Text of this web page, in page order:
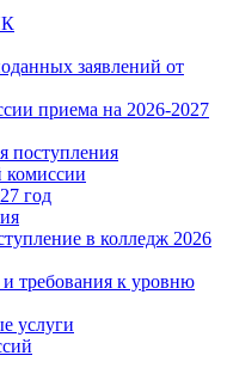
заявлений от
приема на 2026-2027
поступления
год
в колледж 2026
требования к уровню
услуги